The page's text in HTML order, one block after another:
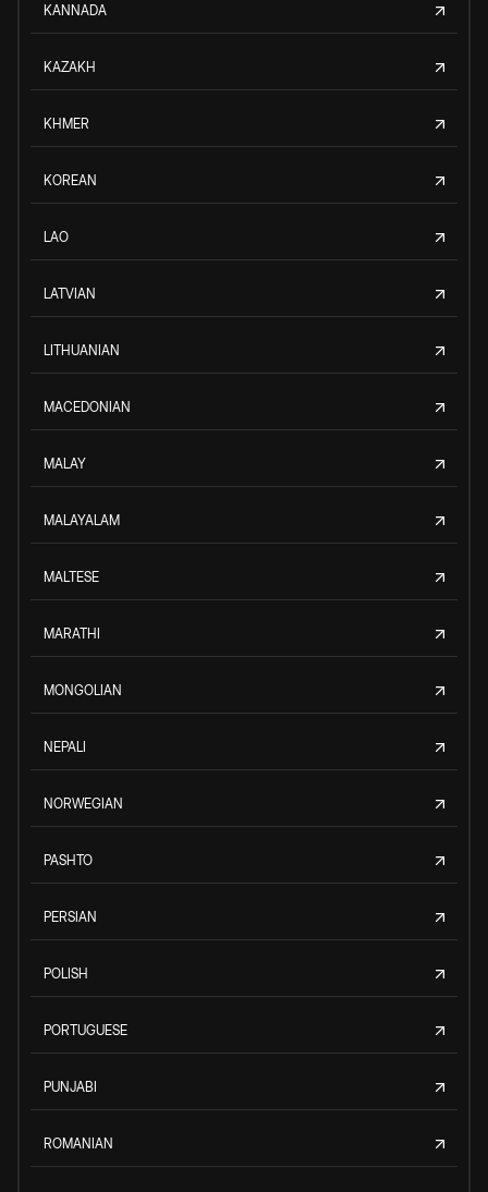
KANNADA
KAZAKH
KHMER
KOREAN
LAO
LATVIAN
LITHUANIAN
MACEDONIAN
MALAY
MALAYALAM
MALTESE
MARATHI
MONGOLIAN
NEPALI
NORWEGIAN
PASHTO
PERSIAN
POLISH
PORTUGUESE
PUNJABI
ROMANIAN